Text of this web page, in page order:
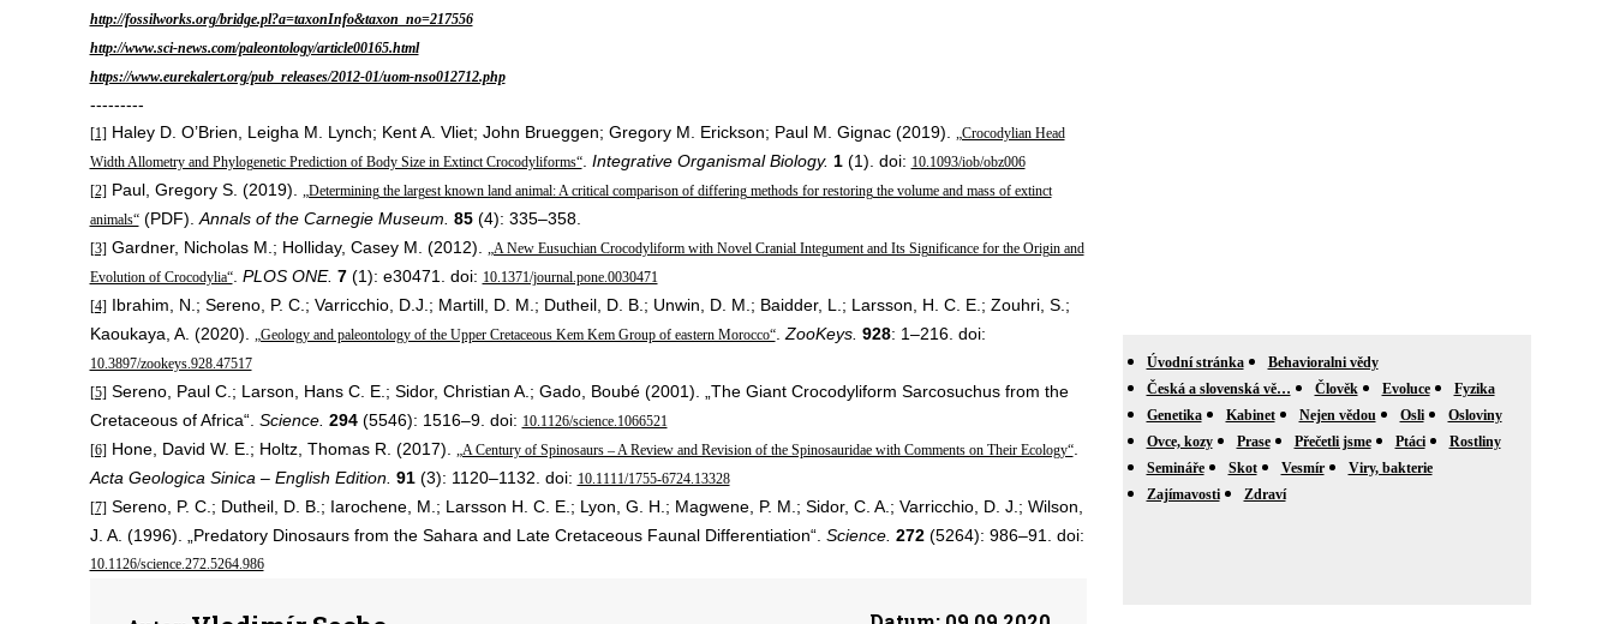
http://fossilworks.org/bridge.pl?a=taxonInfo&taxon_no=217556
http://www.sci-news.com/paleontology/article00165.html
https://www.eurekalert.org/pub_releases/2012-01/uom-nso012712.php
---------
[1]Haley D. O’Brien, Leigha M. Lynch; Kent A. Vliet; John Brueggen; Gregory M. Erickson; Paul M. Gignac (2019).
„Crocodylian Head
Width Allometry and Phylogenetic Prediction of Body Size in Extinct Crocodyliforms“. Integrative Organismal Biology. 1(1). doi: 10.1093/iob/obz006
[2]Paul, Gregory S. (2019).
„Determining the largest known land animal: A critical comparison of differing methods for restoring the volume and mass of extinct
animals“(PDF). Annals of the Carnegie Museum. 85 (4): 335–358.
[3]Gardner, Nicholas M.; Holliday, Casey M. (2012).
„A New Eusuchian Crocodyliform with Novel Cranial Integument and Its Significance for the Origin and
Evolution of Crocodylia“. PLOS ONE. 7(1): e30471. doi: 10.1371/journal.pone.0030471
[4]Ibrahim, N.; Sereno, P. C.; Varricchio, D.J.; Martill, D. M.; Dutheil, D. B.; Unwin, D. M.; Baidder, L.; Larsson, H. C. E.; Zouhri, S.;
Kaoukaya, A. (2020).
„Geology and paleontology of the Upper Cretaceous Kem Kem Group of eastern Morocco“. ZooKeys. 928: 1–216. doi:
10.3897/zookeys.928.47517
[5]Sereno, Paul C.; Larson, Hans C. E.; Sidor, Christian A.; Gado, Boubé (2001). „The Giant Crocodyliform Sarcosuchus from the
Cretaceous of Africa“. Science. 294(5546): 1516–9. doi: 10.1126/science.1066521
[6]Hone, David W. E.; Holtz, Thomas R. (2017). „A Century of Spinosaurs – A Review and Revision of the Spinosauridae with Comments on Their Ecology“.
Acta Geologica Sinica – English Edition. 91(3): 1120–1132. doi: 10.1111/1755-6724.13328
[7]Sereno, P. C.; Dutheil, D. B.; Iarochene, M.; Larsson H. C. E.; Lyon, G. H.; Magwene, P. M.; Sidor, C. A.; Varricchio, D. J.; Wilson,
J. A. (1996). „Predatory Dinosaurs from the Sahara and Late Cretaceous Faunal Differentiation“. Science. 272(5264): 986–91. doi:
10.1126/science.272.5264.986
Úvodní stránka
Behavioralni vědy
Česká a slovenská vě…
Člověk Evoluce
Fyzika
Genetika
Kabinet Nejen vědou Osli
Osloviny
Ovce, kozy
Prase Přečetli jsme Ptáci
Rostliny
Semináře
Skot Vesmír
Viry, bakterie
Zajímavosti
Zdraví